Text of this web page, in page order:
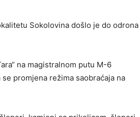
Sokolovina došlo je do odrona
na magistralnom putu M-6
promjena režima saobraćaja na